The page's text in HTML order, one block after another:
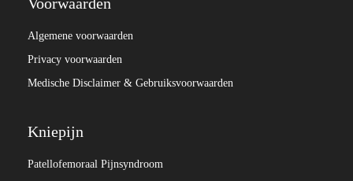
Algemene voorwaarden
Privacy voorwaarden
Medische Disclaimer & Gebruiksvoorwaarden
Kniepijn
Patellofemoraal Pijnsyndroom